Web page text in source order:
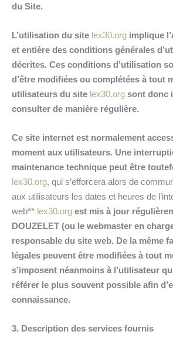
du Site.
L’utilisation du site lex30.org implique
et entière des conditions générales
décrites. Ces conditions d’utilisation
d’être modifiées ou complétées à tout
utilisateurs du site lex30.org sont donc
consulter de manière régulière.
Ce site internet est normalement
moment aux utilisateurs. Une
maintenance technique peut être
lex30.org, qui s’efforcera alors de
aux utilisateurs les dates et heures de
web** lex30.org est mis à jour
DOUZELET (ou le webmaster en
responsable du site web. De la même
légales peuvent être modifiées à tout
s’imposent néanmoins à l’utilisateur
référer le plus souvent possible afin
connaissance.
3. Description des services fournis